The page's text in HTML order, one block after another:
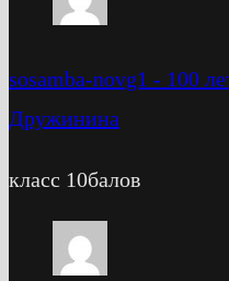
sosamba-novg1 - 100
Дружинина
класс 10балов